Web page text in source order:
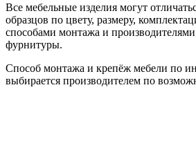
Все мебельные изделия могут
образцов по цвету, размеру,
способами монтажа и
фурнитуры.
Способ монтажа и крепёж мебели по
выбирается производителем по